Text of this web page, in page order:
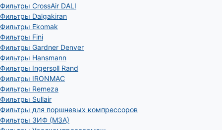
Фильтры CrossAir DALI
Фильтры Dalgakiran
Фильтры Ekomak
Фильтры Fini
Фильтры Gardner Denver
Фильтры Hansmann
Фильтры Ingersoll Rand
Фильтры IRONMAC
Фильтры Remeza
Фильтры Sullair
Фильтры для поршневых компрессоров
Фильтры ЗИФ (МЗА)